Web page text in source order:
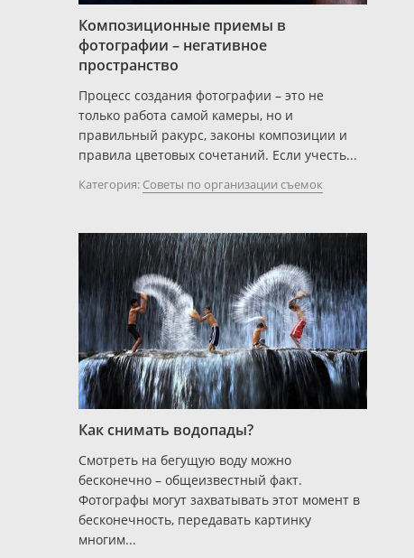
Композиционные приемы в
фотографии – негативное
пространство
Процесс создания фотографии – это не
только работа самой камеры, но и
правильный ракурс, законы композиции и
правила цветовых сочетаний. Если учесть...
Категория: Советы по организации съемок
Как снимать водопады?
Смотреть на бегущую воду можно
бесконечно – общеизвестный факт.
Фотографы могут захватывать этот момент в
бесконечность, передавать картинку
многим...